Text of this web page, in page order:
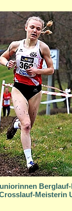
Meisterin